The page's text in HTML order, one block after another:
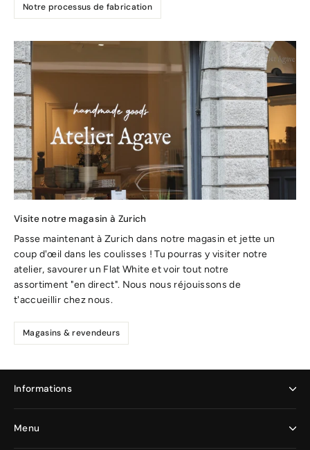
Notre processus de fabrication
Visite notre magasin à Zurich
Passe maintenant à Zurich dans notre magasin et jette un
coup d'œil dans les coulisses ! Tu pourras y visiter notre
atelier, savourer un Flat White et voir tout notre
assortiment "en direct". Nous nous réjouissons de
t'accueillir chez nous.
Magasins & revendeurs
Informations
Menu